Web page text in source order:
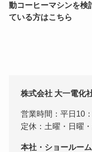
動コーヒーマシンを検
ている方はこちら
株式会社 大一電化
営業時間：平日10
定休：土曜・日曜
本社・ショールーム